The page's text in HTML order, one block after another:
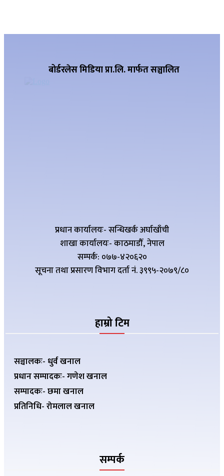
बोर्डरलेस मिडिया प्रा.लि. मार्फत सञ्चालित
प्रधान कार्यालयः- सन्धिखर्क अर्घाखाँची
शाखा कार्यालयः- काठमाडौँ, नेपाल
सम्पर्क: ०७७-४२०६२०
सूचना तथा प्रसारण विभाग दर्ता नं. ३९९५-२०७९/८०
हाम्रो टिम
सञ्चालकः- धुर्व खनाल
प्रधान सम्पादकः- गणेश खनाल
सम्पादकः- छमा खनाल
प्रतिनिधि- रोमलाल खनाल
सम्पर्क